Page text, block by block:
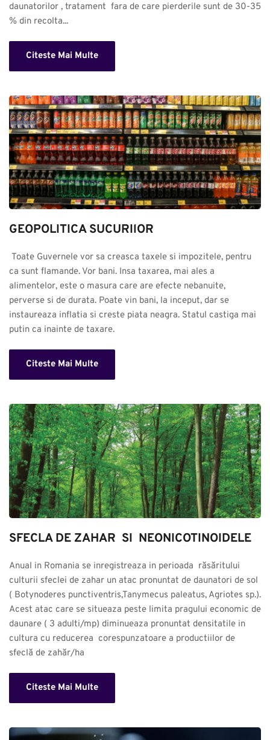
daunatorilor , tratament  fara de care pierderile sunt de 30-35
% din recolta...
Citeste Mai Multe
GEOPOLITICA SUCURIlOR
ca sunt flamande. Vor bani. Insa taxarea, mai ales a
alimentelor, este o masura care are efecte nebanuite,
perverse si de durata. Poate vin bani, la inceput, dar se
instaureaza inflatia si creste piata neagra. Statul castiga mai
putin ca inainte de taxare.
Citeste Mai Multe
SFECLA DE ZAHAR  SI  NEONICOTINOIDELE
Anual in Romania se inregistreaza in perioada  răsăritului
culturii sfeclei de zahar un atac pronuntat de daunatori de sol
( Botynoderes punctiventris,Tanymecus paleatus, Agriotes sp.).
Acest atac care se situeaza peste limita pragului economic de
daunare ( 3 adulti/mp) diminueaza pronuntat densitatile in
cultura cu reducerea  corespunzatoare a productiilor de
sfeclă de zahăr/ha
Citeste Mai Multe